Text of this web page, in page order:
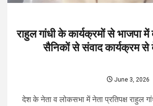
राहुल गांधी के कार्यक्रमों से भाजपा में
सैनिकों से संवाद कार्यक्रम से
June 3, 2026
देश के नेता व लोकसभा में नेता प्रतिपक्ष राहुल